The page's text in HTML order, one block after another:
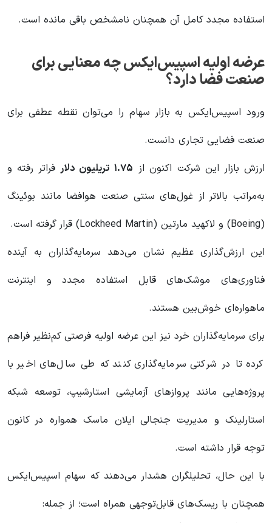
استفاده مجدد کامل آن همچنان نامشخص باقی مانده است.
عرضه اولیه اسپیس‌ایکس چه معنایی برای
صنعت فضا دارد؟
ورود اسپیس‌ایکس به بازار سهام را می‌توان نقطه عطفی برای
صنعت فضایی تجاری دانست.
ارزش بازار این شرکت اکنون از ۱.۷۵ تریلیون دلار فراتر رفته و
به‌مراتب بالاتر از غول‌های سنتی صنعت هوافضا مانند بوئینگ
(Boeing) و لاکهید مارتین (Lockheed Martin) قرار گرفته است.
این ارزش‌گذاری عظیم نشان می‌دهد سرمایه‌گذاران به آینده
فناوری‌های موشک‌های قابل استفاده مجدد و اینترنت
ماهواره‌ای خوش‌بین هستند.
برای سرمایه‌گذاران خرد نیز این عرضه اولیه فرصتی کم‌نظیر فراهم
کرده تا در شرکتی سرمایه‌گذاری کنند که طی سال‌های اخیر با
پروژه‌هایی مانند پروازهای آزمایشی استارشیپ، توسعه شبکه
استارلینک و مدیریت جنجالی ایلان ماسک همواره در کانون
توجه قرار داشته است.
با این حال، تحلیلگران هشدار می‌دهند که سهام اسپیس‌ایکس
همچنان با ریسک‌های قابل‌توجهی همراه است؛ از جمله: